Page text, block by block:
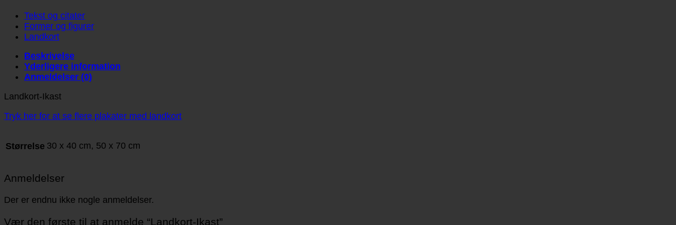
Tekst og citater
Former og figurer
Landkort
Beskrivelse
Yderligere information
Anmeldelser (0)
Landkort-Ikast
Tryk her for at se flere plakater med landkort
Størrelse 30 x 40 cm, 50 x 70 cm
Anmeldelser
Der er endnu ikke nogle anmeldelser.
Vær den første til at anmelde “Landkort-Ikast”